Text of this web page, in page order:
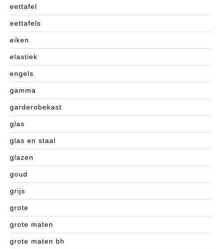
eettafel
eettafels
eiken
elastiek
engels
gamma
garderobekast
glas
glas en staal
glazen
goud
grijs
grote
grote maten
grote maten bh